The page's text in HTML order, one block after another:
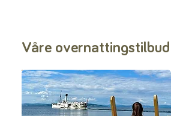
Våre overnattingstilbud